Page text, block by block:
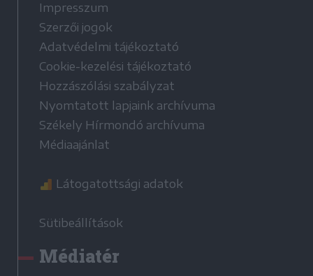
Impresszum
Szerzői jogok
Adatvédelmi tájékoztató
Cookie-kezelési tájékoztató
Hozzászólási szabályzat
Nyomtatott lapjaink archívuma
Székely Hírmondó archívuma
Médiaajánlat
Látogatottsági adatok
Sütibeállítások
Médiatér